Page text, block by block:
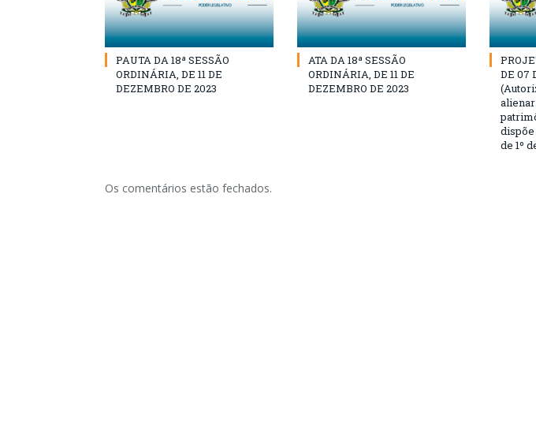
PAUTA DA 18ª SESSÃO
ORDINÁRIA, DE 11 DE
DEZEMBRO DE 2023
ATA DA 18ª SESSÃO
ORDINÁRIA, DE 11 DE
DEZEMBRO DE 2023
DE 07
dispõe
de 1º
Os comentários estão fechados.